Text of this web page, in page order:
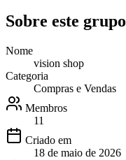
Sobre este grupo
Nome
vision shop
Categoria
Compras e Vendas
Membros
11
Criado em
18 de maio de 2026